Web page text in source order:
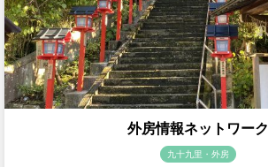
外房情報ネットワーク
九十九里・外房